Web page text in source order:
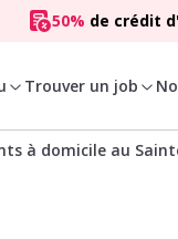
50% de crédit
Trouver un job
à domicile au